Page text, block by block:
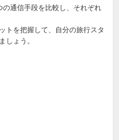
通信手段を比較し、それぞれ
トを把握して、自分の旅行スタ
しょう。